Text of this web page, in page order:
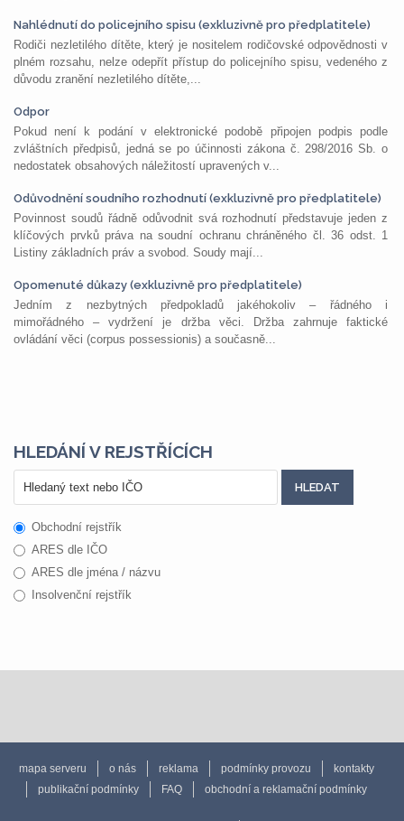
Nahlédnutí do policejního spisu (exkluzivně pro předplatitele)
Rodiči nezletilého dítěte, který je nositelem rodičovské odpovědnosti v
plném rozsahu, nelze odepřít přístup do policejního spisu, vedeného z
důvodu zranění nezletilého dítěte,...
Odpor
Pokud není k podání v elektronické podobě připojen podpis podle
zvláštních předpisů, jedná se po účinnosti zákona č. 298/2016 Sb. o
nedostatek obsahových náležitostí upravených v...
Odůvodnění soudního rozhodnutí (exkluzivně pro předplatitele)
Povinnost soudů řádně odůvodnit svá rozhodnutí představuje jeden z
klíčových prvků práva na soudní ochranu chráněného čl. 36 odst. 1
Listiny základních práv a svobod. Soudy mají...
Opomenuté důkazy (exkluzivně pro předplatitele)
Jedním z nezbytných předpokladů jakéhokoliv – řádného i
mimořádného – vydržení je držba věci. Držba zahrnuje faktické
ovládání věci (corpus possessionis) a současně...
HLEDÁNÍ V REJSTŘÍCÍCH
Obchodní rejstřík
ARES dle IČO
ARES dle jména / názvu
Insolvenční rejstřík
mapa serveru o nás reklama podmínky provozu
kontakty
publikační podmínky
FAQ obchodní a reklamační podmínky